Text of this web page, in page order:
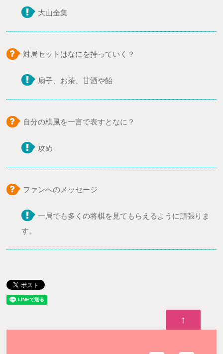
大山全集
対局セットはなにを持っていく？
扇子、お茶、甘酒や飴
自分の棋風を一言で表すとなに？
攻め
ファンへのメッセージ
一局でも多くの将棋を見てもらえるように頑張りま
す。
↑